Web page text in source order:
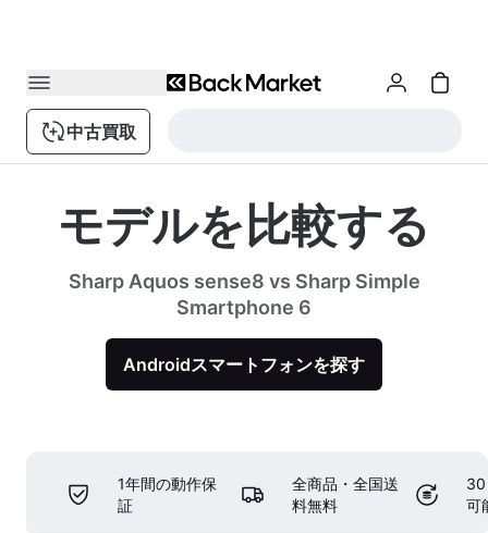
中古買取
モデルを比較する
Sharp Aquos sense8 vs Sharp Simple
Smartphone 6
Androidスマートフォンを探す
1年間の動作保
証
全商品・全国送
料無料
30
可